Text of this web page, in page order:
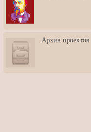
3: Обусловленности
человека и их влияние на
карьеру
скульптором Дмитрием
Тугариновым
АртБульвар в День города
Архив проектов